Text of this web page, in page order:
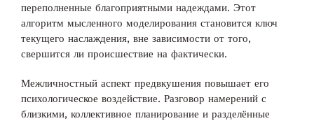
переполненные благоприятными надеждами. Этот
алгоритм мысленного моделирования становится ключ
текущего наслаждения, вне зависимости от того,
свершится ли происшествие на фактически.
Межличностный аспект предвкушения повышает его
психологическое воздействие. Разговор намерений с
близкими, коллективное планирование и разделённые